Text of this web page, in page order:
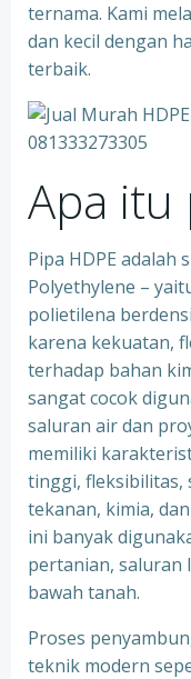
ternama. Kami
dan kecil dengan
terbaik.
Apa itu
Pipa HDPE adalah
Polyethylene –
polietilena
karena kekuatan,
terhadap bahan
sangat cocok
saluran air dan
memiliki
tinggi, fleksibilitas,
tekanan, kimia,
ini banyak
pertanian, saluran
bawah tanah.
Proses
teknik modern